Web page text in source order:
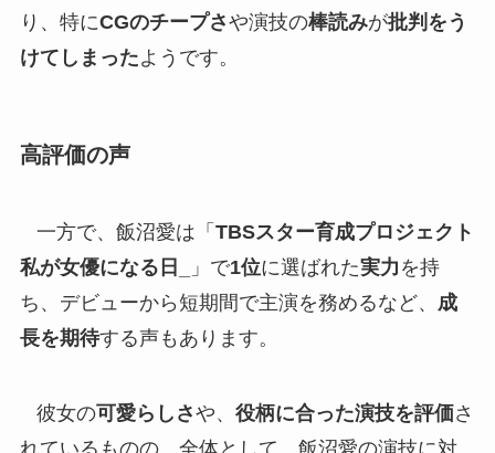
り、特にCGのチープさや演技の棒読みが批判をう
けてしまったようです。
高評価の声
一方で、飯沼愛は「 TBSスター育成プロジェクト
私が女優になる日_
」で1位に選ばれた実力 を持
ち、デビューから短期間で主演を務めるなど、 成
長を期待する声もあります。
彼女の可愛らしさや、 役柄に合った演技を評価さ
れているものの、全体として、飯沼愛の演技に対